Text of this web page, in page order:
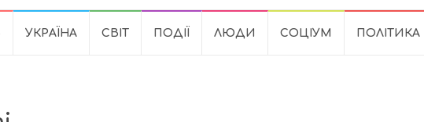
УКРАЇНА СВІТ ПОДІЇ ЛЮДИ СОЦІУМ ПОЛІТИКА